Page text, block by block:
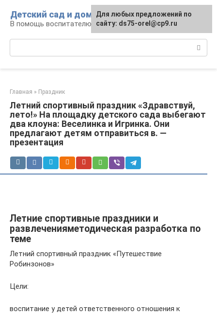
контенту
Детский сад и дом
В помощь воспитателю и родителям
Главная » Праздник
Летний спортивный праздник «Здравствуй,
лето!» На площадку детского сада выбегают
два клоуна: Веселинка и Игринка. Они
предлагают детям отправиться в. —
презентация
Летние спортивные праздники и
развлеченияметодическая разработка по
теме
Летний спортивный праздник «Путешествие
Робинзонов»
Цели:
воспитание у детей ответственного отношения к
Для любых предложений по
сайту: ds75-orel@cp9.ru